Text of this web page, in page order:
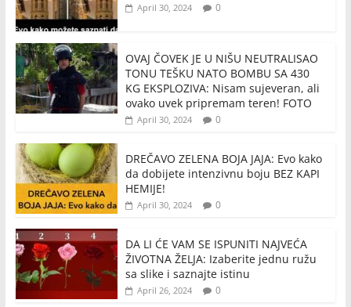
April 30, 2024 0
OVAJ ČOVEK JE U NIŠU NEUTRALISAO
TONU TEŠKU NATO BOMBU SA 430
KG EKSPLOZIVA: Nisam sujeveran, ali
ovako uvek pripremam teren! FOTO
April 30, 2024 0
DREČAVO ZELENA BOJA JAJA: Evo kako
da dobijete intenzivnu boju BEZ KAPI
HEMIJE!
April 30, 2024 0
DA LI ĆE VAM SE ISPUNITI NAJVEĆA
ŽIVOTNA ŽELJA: Izaberite jednu ružu
sa slike i saznajte istinu
April 26, 2024 0